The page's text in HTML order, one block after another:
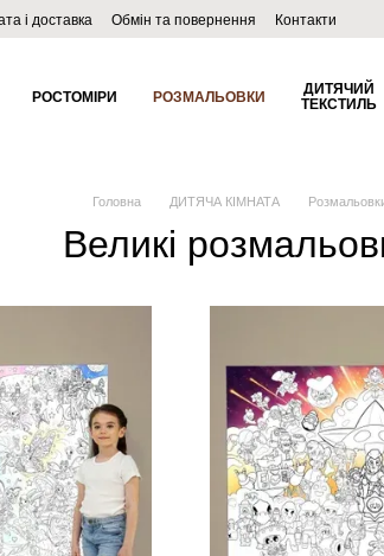
і доставка Обмін та повернення
Контакти
РОСТОМІРИ РОЗМАЛЬОВКИ
ДИТЯЧИЙ
ТЕКСТИЛЬ
Головна ДИТЯЧА КІМНАТА
Великі